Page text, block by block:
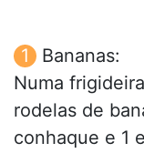
Bananas:
Numa
rodelas de
conhaque e 1